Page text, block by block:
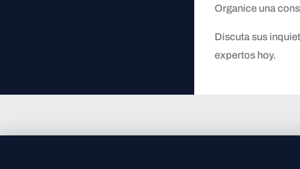
Organice una
Discuta sus
expertos hoy.